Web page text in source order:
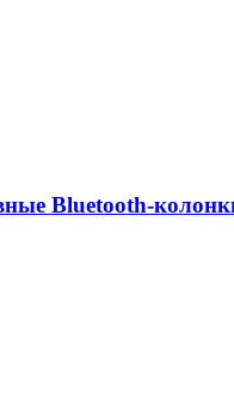
Bluetooth-